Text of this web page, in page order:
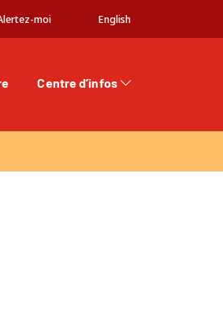
moi English
Centre d’infos